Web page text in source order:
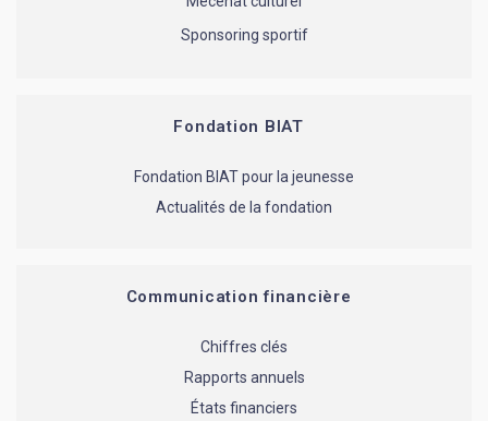
Sponsoring sportif
Fondation BIAT
Fondation BIAT pour la jeunesse
Actualités de la fondation
Communication financière
Chiffres clés
Rapports annuels
États financiers